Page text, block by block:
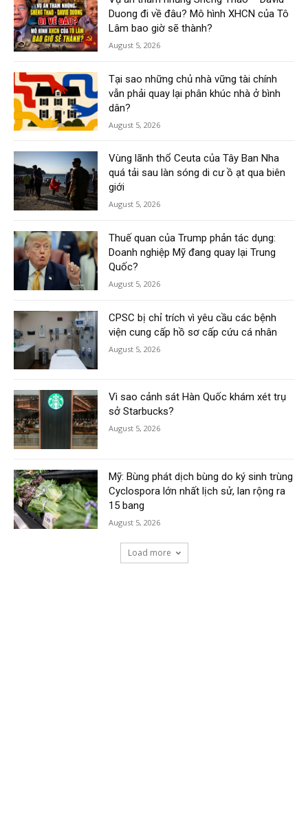
Duong đi về đâu? Mô hình XHCN của Tô
Lâm bao giờ sẽ thành?
August 5, 2026
Tại sao những chủ nhà vững tài chính
vẫn phải quay lại phân khúc nhà ở bình
dân?
August 5, 2026
Vùng lãnh thổ Ceuta của Tây Ban Nha
quá tải sau làn sóng di cư ồ ạt qua biên
giới
August 5, 2026
Thuế quan của Trump phản tác dụng:
Doanh nghiệp Mỹ đang quay lại Trung
Quốc?
August 5, 2026
CPSC bị chỉ trích vì yêu cầu các bệnh
viện cung cấp hồ sơ cấp cứu cá nhân
August 5, 2026
Vì sao cảnh sát Hàn Quốc khám xét trụ
sở Starbucks?
August 5, 2026
Mỹ: Bùng phát dịch bùng do ký sinh trùng
Cyclospora lớn nhất lịch sử, lan rộng ra
15 bang
August 5, 2026
Load more